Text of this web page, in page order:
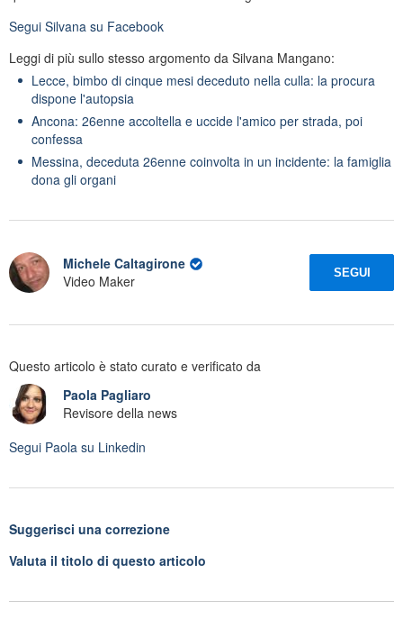
Segui Silvana su Facebook
Leggi di più sullo stesso argomento da Silvana Mangano:
Lecce, bimbo di cinque mesi deceduto nella culla: la procura
dispone l'autopsia
Ancona: 26enne accoltella e uccide l'amico per strada, poi
confessa
Messina, deceduta 26enne coinvolta in un incidente: la famiglia
dona gli organi
Michele Caltagirone
Video Maker
SEGUI
Questo articolo è stato curato e verificato da
Paola Pagliaro
Revisore della news
Segui Paola su Linkedin
Suggerisci una correzione
Valuta il titolo di questo articolo